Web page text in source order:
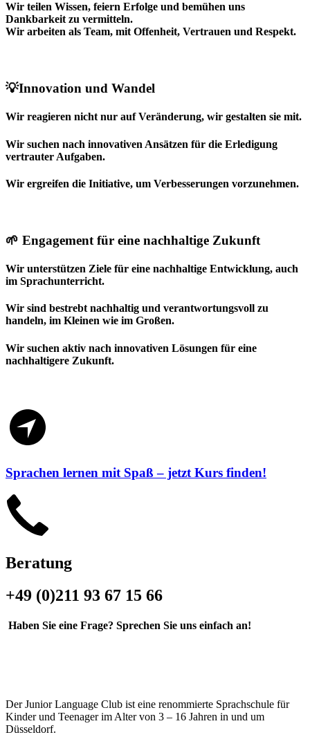
Wir teilen Wissen, feiern Erfolge und bemühen uns
Dankbarkeit zu vermitteln.
Wir arbeiten als Team, mit Offenheit, Vertrauen und Respekt.
💡Innovation und Wandel
Wir reagieren nicht nur auf Veränderung, wir gestalten sie mit.
Wir suchen nach innovativen Ansätzen für die Erledigung
vertrauter Aufgaben.
Wir ergreifen die Initiative, um Verbesserungen vorzunehmen.
🌱 Engagement für eine nachhaltige Zukunft
Wir unterstützen Ziele für eine nachhaltige Entwicklung, auch
im Sprachunterricht.
Wir sind bestrebt nachhaltig und verantwortungsvoll zu
handeln, im Kleinen wie im Großen.
Wir suchen aktiv nach innovativen Lösungen für eine
nachhaltigere Zukunft.
Sprachen lernen mit Spaß – jetzt Kurs finden!
Beratung
+49 (0)211 93 67 15 66
Haben Sie eine Frage? Sprechen Sie uns einfach an!
Der Junior Language Club ist eine renommierte Sprachschule für
Kinder und Teenager im Alter von 3 – 16 Jahren in und um
Düsseldorf.